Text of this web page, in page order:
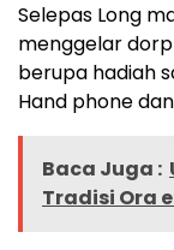
Selepas Long
menggelar
berupa hadiah
Hand phone
Baca Juga :
Tradisi Ora